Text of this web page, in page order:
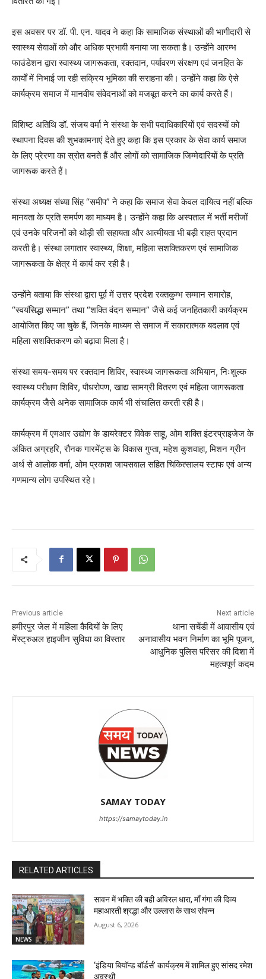
इस अवसर पर डॉ. पी. एन. यादव ने कहा कि सामाजिक संस्थाओं की भागीदारी से
स्वास्थ्य सेवाओं को और अधिक प्रभावी बनाया जा सकता है। उन्होंने आरम्भ
फाउंडेशन द्वारा स्वास्थ्य जागरूकता, रक्तदान, पर्यावरण संरक्षण एवं जनहित के
कार्यों में निभाई जा रही सक्रिय भूमिका की सराहना की। उन्होंने कहा कि ऐसे
कार्यक्रम समाज में मानवीय संवेदनाओं को मजबूत करने का कार्य करते हैं।
विशिष्ट अतिथि डॉ. संजय वर्मा ने संस्था के सभी पदाधिकारियों एवं सदस्यों को
स्थापना दिवस की शुभकामनाएं देते हुए कहा कि इस प्रकार के सेवा कार्य समाज
के लिए प्रेरणा का स्रोत बनते हैं और लोगों को सामाजिक जिम्मेदारियों के प्रति
जागरूक करते हैं।
संस्था अध्यक्ष संध्या सिंह “समीप” ने कहा कि समाज सेवा केवल दायित्व नहीं बल्कि
मानवता के प्रति समर्पण का माध्यम है। उन्होंने कहा कि अस्पताल में भर्ती मरीजों
एवं उनके परिजनों को थोड़ी सी सहायता और आत्मीयता भी बड़ी राहत प्रदान
करती है। संस्था लगातार स्वास्थ्य, शिक्षा, महिला सशक्तिकरण एवं सामाजिक
जागरूकता के क्षेत्र में कार्य कर रही है।
उन्होंने बताया कि संस्था द्वारा पूर्व में उत्तर प्रदेश रक्तकुम्भ सम्मान समारोह,
“स्वयंसिद्धा सम्मान” तथा “शक्ति वंदन सम्मान” जैसे कई जनहितकारी कार्यक्रम
आयोजित किए जा चुके हैं, जिनके माध्यम से समाज में सकारात्मक बदलाव एवं
महिला सशक्तिकरण को बढ़ावा मिला है।
संस्था समय-समय पर रक्तदान शिविर, स्वास्थ्य जागरूकता अभियान, निःशुल्क
स्वास्थ्य परीक्षण शिविर, पौधरोपण, खाद्य सामग्री वितरण एवं महिला जागरूकता
कार्यक्रम जैसे अनेक सामाजिक कार्य भी संचालित करती रही है।
कार्यक्रम में एमआर उद्योग के डायरेक्टर विवेक साहू, ओम शक्ति इंटरप्राइजेज के
अंकित अग्रहरि, रौनक गारमेंट्स के विकास गुप्ता, महेश कुशवाहा, मिशन ग्रीन
अर्थ से आलोक वर्मा, ओम प्रकाश जायसवाल सहित चिकित्सालय स्टाफ एवं अन्य
गणमान्य लोग उपस्थित रहे।
Previous article
हमीरपुर जेल में महिला कैदियों के लिए
मेंस्ट्रुअल हाइजीन सुविधा का विस्तार
Next article
थाना सचेंडी में आवासीय एवं
अनावासीय भवन निर्माण का भूमि पूजन,
आधुनिक पुलिस परिसर की दिशा में
महत्वपूर्ण कदम
SAMAY TODAY
https://samaytoday.in
RELATED ARTICLES
NEWS
सावन में भक्ति की बही अविरल धारा, माँ गंगा की दिव्य
महाआरती श्रद्धा और उल्लास के साथ संपन्न
August 6, 2026
‘इंडिया बियॉन्ड बॉर्डर्स’ कार्यक्रम में शामिल हुए सांसद रमेश
अवस्थी